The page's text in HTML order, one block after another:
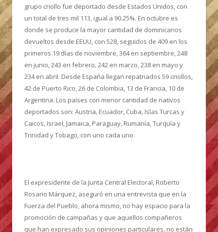
grupo criollo fue deportado desde Estados Unidos, con
un total de tres mil 113, igual a 90.25%. En octubre es
donde se produce la mayor cantidad de dominicanos
devueltos desde EEUU, con 528, seguidos de 409 en los
primeros 19 días de noviembre, 364 en septiembre, 248
en junio, 243 en febrero, 242 en marzo, 238 en mayo y
234 en abril. Desde España llegan repatriados 59 criollos,
42 de Puerto Rico, 26 de Colombia, 13 de Francia, 10 de
Argentina. Los países con menor cantidad de nativos
deportados son: Austria, Ecuador, Cuba, Islas Turcas y
Caicos, Israel, Jamaica, Paraguay, Rumanía, Turquía y
Trinidad y Tobago, con uno cada uno.
El expresidente de la Junta Central Electoral, Roberto
Rosario Márquez, aseguró en una entrevista que en la
Fuerza del Pueblo, ahora mismo, no hay espacio para la
promoción de campañas y que aquellos compañeros
que han expresado sus opiniones particulares, no están